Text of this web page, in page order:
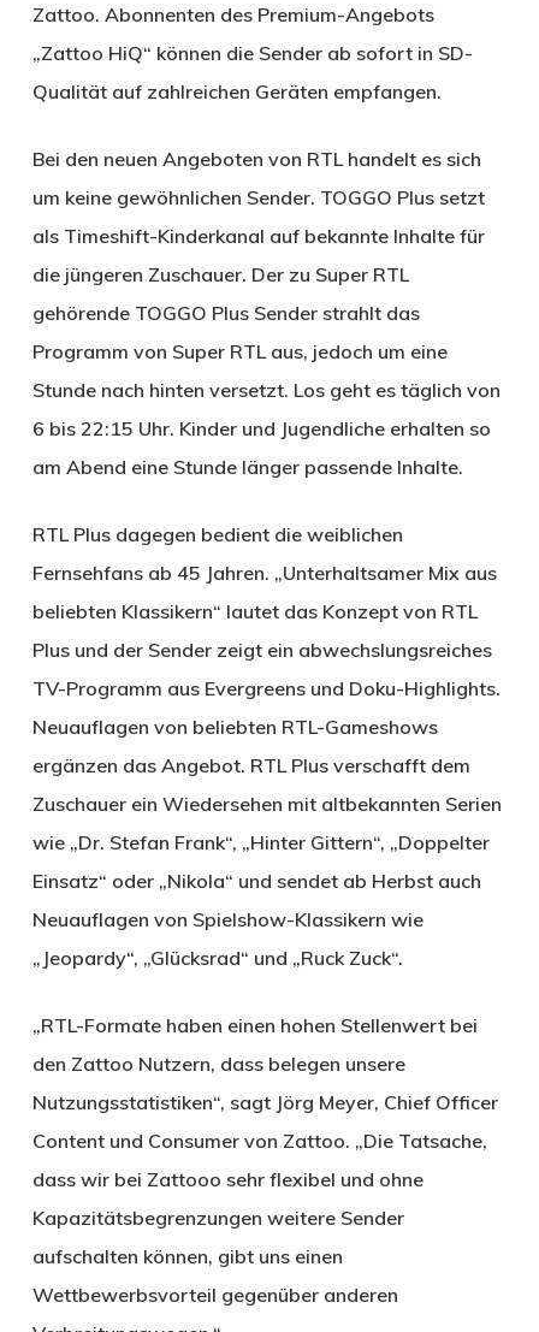
Zattoo. Abonnenten des Premium-Angebots
„Zattoo HiQ“ können die Sender ab sofort in SD-
Qualität auf zahlreichen Geräten empfangen.
Bei den neuen Angeboten von RTL handelt es sich
um keine gewöhnlichen Sender. TOGGO Plus setzt
als Timeshift-Kinderkanal auf bekannte Inhalte für
die jüngeren Zuschauer. Der zu Super RTL
gehörende TOGGO Plus Sender strahlt das
Programm von Super RTL aus, jedoch um eine
Stunde nach hinten versetzt. Los geht es täglich von
6 bis 22:15 Uhr. Kinder und Jugendliche erhalten so
am Abend eine Stunde länger passende Inhalte.
RTL Plus dagegen bedient die weiblichen
Fernsehfans ab 45 Jahren. „Unterhaltsamer Mix aus
beliebten Klassikern“ lautet das Konzept von RTL
Plus und der Sender zeigt ein abwechslungsreiches
TV-Programm aus Evergreens und Doku-Highlights.
Neuauflagen von beliebten RTL-Gameshows
ergänzen das Angebot. RTL Plus verschafft dem
Zuschauer ein Wiedersehen mit altbekannten Serien
wie „Dr. Stefan Frank“, „Hinter Gittern“, „Doppelter
Einsatz“ oder „Nikola“ und sendet ab Herbst auch
Neuauflagen von Spielshow-Klassikern wie
„Jeopardy“, „Glücksrad“ und „Ruck Zuck“.
„RTL-Formate haben einen hohen Stellenwert bei
den Zattoo Nutzern, dass belegen unsere
Nutzungsstatistiken“, sagt Jörg Meyer, Chief Officer
Content und Consumer von Zattoo. „Die Tatsache,
dass wir bei Zattooo sehr flexibel und ohne
Kapazitätsbegrenzungen weitere Sender
aufschalten können, gibt uns einen
Wettbewerbsvorteil gegenüber anderen